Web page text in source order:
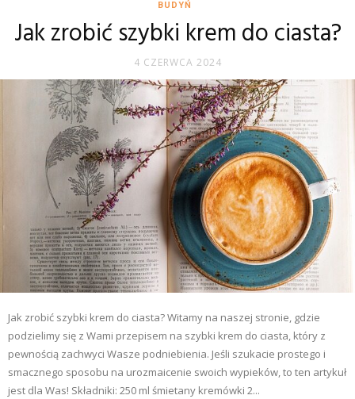
BUDYŃ
Jak zrobić szybki krem do ciasta?
4 CZERWCA 2024
Jak zrobić szybki krem do ciasta? Witamy na naszej stronie, gdzie
podzielimy się z Wami przepisem na szybki krem do ciasta, który z
pewnością zachwyci Wasze podniebienia. Jeśli szukacie prostego i
smacznego sposobu na urozmaicenie swoich wypieków, to ten artykuł
jest dla Was! Składniki: 250 ml śmietany kremówki 2...